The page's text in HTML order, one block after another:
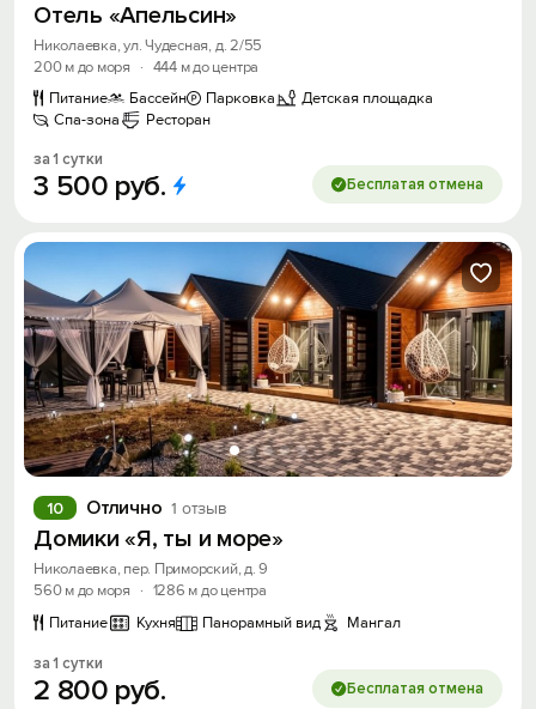
Отель «Апельсин»
Николаевка, ул. Чудесная, д. 2/55
200 м до моря
· 444 м до центра
Питание
Бассейн Парковка
Детская площадка
Спа-зона
Ресторан
за 1 сутки
3 500 руб. Бесплатая отмена
Отлично 1 отзыв
10
Домики «Я, ты и море»
Николаевка, пер. Приморский, д. 9
560 м до моря
· 1286 м до центра
Питание
Кухня Панорамный вид Мангал
за 1 сутки
2 800 руб. Бесплатая отмена